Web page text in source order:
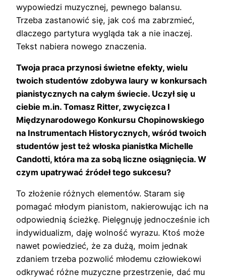
wypowiedzi muzycznej, pewnego balansu.
Trzeba zastanowić się, jak coś ma zabrzmieć,
dlaczego partytura wygląda tak a nie inaczej.
Tekst nabiera nowego znaczenia.
Twoja praca przynosi świetne efekty, wielu
twoich studentów zdobywa laury w konkursach
pianistycznych na całym świecie. Uczył się u
ciebie m.in. Tomasz Ritter, zwycięzca I
Międzynarodowego Konkursu Chopinowskiego
na Instrumentach Historycznych, wśród twoich
studentów jest też włoska pianistka Michelle
Candotti, która ma za sobą liczne osiągnięcia. W
czym upatrywać źródeł tego sukcesu?
To złożenie różnych elementów. Staram się
pomagać młodym pianistom, nakierowując ich na
odpowiednią ścieżkę. Pielęgnuję jednocześnie ich
indywidualizm, daję wolność wyrazu. Ktoś może
nawet powiedzieć, że za dużą, moim jednak
zdaniem trzeba pozwolić młodemu człowiekowi
odkrywać różne muzyczne przestrzenie, dać mu